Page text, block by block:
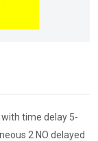
time delay 5-
2 NO delayed